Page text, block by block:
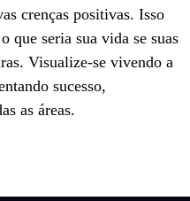
crenças positivas. Isso
que seria sua vida se suas
Visualize-se vivendo a
sucesso,
as áreas.